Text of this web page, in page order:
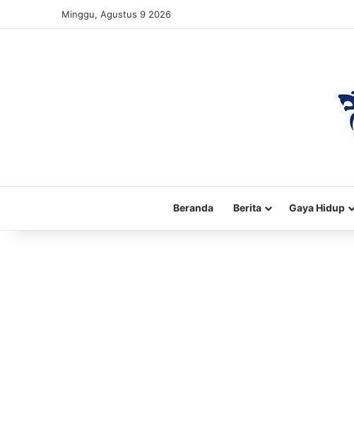
Minggu, Agustus 9 2026
Beranda Berita Gaya Hidup